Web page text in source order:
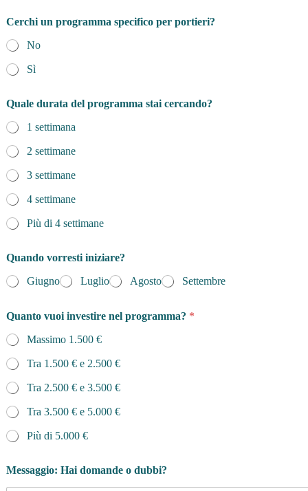
Cerchi un programma specifico per portieri?
No
Sì
Quale durata del programma stai cercando?
1 settimana
2 settimane
3 settimane
4 settimane
Più di 4 settimane
Quando vorresti iniziare?
Giugno
Luglio Agosto Settembre
Quanto vuoi investire nel programma? *
Massimo 1.500 €
Tra 1.500 € e 2.500 €
Tra 2.500 € e 3.500 €
Tra 3.500 € e 5.000 €
Più di 5.000 €
Messaggio: Hai domande o dubbi?